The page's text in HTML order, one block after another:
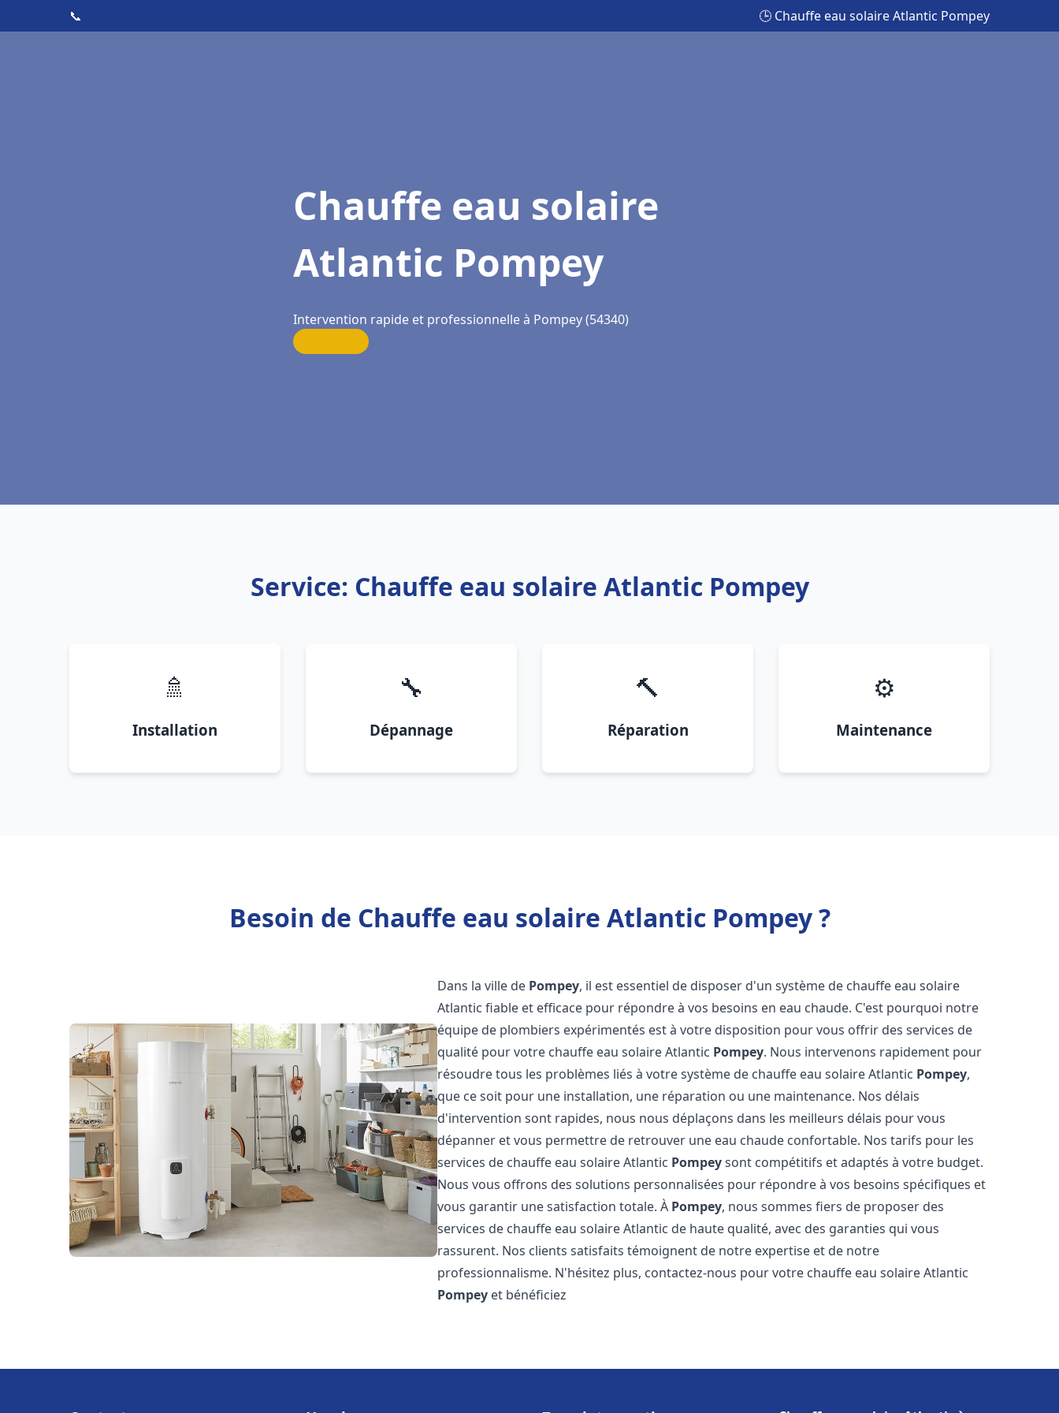
📞 🕒 Chauffe eau solaire Atlantic Pompey
Chauffe eau solaire
Atlantic Pompey
Intervention rapide et professionnelle à Pompey (54340)
Service: Chauffe eau solaire Atlantic Pompey
🚿
Installation
🔧
Dépannage
🔨
Réparation
⚙️
Maintenance
Besoin de Chauffe eau solaire Atlantic Pompey ?
Dans la ville de Pompey, il est essentiel de disposer d'un système de chauffe eau solaire
Atlantic fiable et efficace pour répondre à vos besoins en eau chaude. C'est pourquoi notre
équipe de plombiers expérimentés est à votre disposition pour vous offrir des services de
qualité pour votre chauffe eau solaire Atlantic Pompey. Nous intervenons rapidement pour
résoudre tous les problèmes liés à votre système de chauffe eau solaire Atlantic Pompey,
que ce soit pour une installation, une réparation ou une maintenance. Nos délais
d'intervention sont rapides, nous nous déplaçons dans les meilleurs délais pour vous
dépanner et vous permettre de retrouver une eau chaude confortable. Nos tarifs pour les
services de chauffe eau solaire Atlantic Pompeysont compétitifs et adaptés à votre budget.
Nous vous offrons des solutions personnalisées pour répondre à vos besoins spécifiques et
vous garantir une satisfaction totale. À Pompey, nous sommes fiers de proposer des
services de chauffe eau solaire Atlantic de haute qualité, avec des garanties qui vous
rassurent. Nos clients satisfaits témoignent de notre expertise et de notre
professionnalisme. N'hésitez plus, contactez-nous pour votre chauffe eau solaire Atlantic
Pompey et bénéficiez